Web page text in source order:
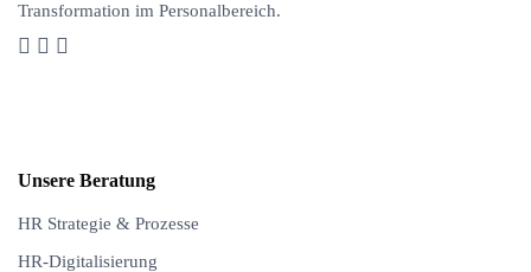
Transformation im Personalbereich.
Unsere Beratung
HR Strategie & Prozesse
HR-Digitalisierung